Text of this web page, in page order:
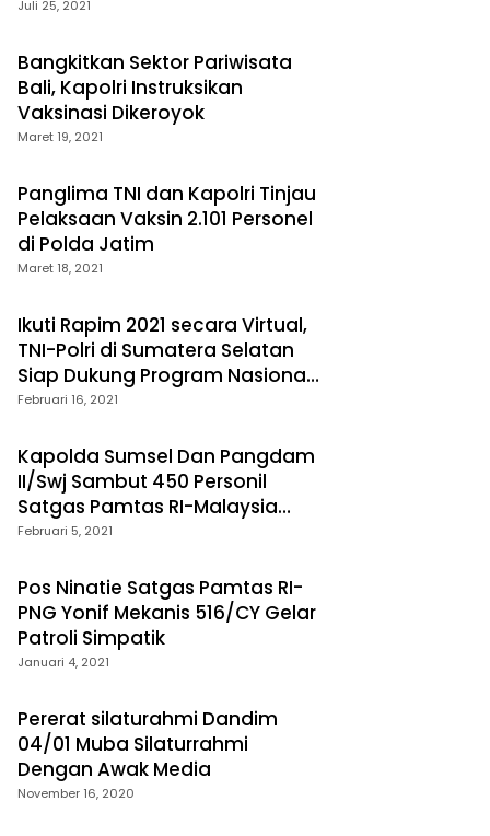
Juli 25, 2021
Bangkitkan Sektor Pariwisata
Bali, Kapolri Instruksikan
Vaksinasi Dikeroyok
Maret 19, 2021
Panglima TNI dan Kapolri Tinjau
Pelaksaan Vaksin 2.101 Personel
di Polda Jatim
Maret 18, 2021
Ikuti Rapim 2021 secara Virtual,
TNI-Polri di Sumatera Selatan
Siap Dukung Program Nasional
Pemerintah
Februari 16, 2021
Kapolda Sumsel Dan Pangdam
II/Swj Sambut 450 Personil
Satgas Pamtas RI-Malaysia
Yonif Raider 200/Bn
Februari 5, 2021
Pos Ninatie Satgas Pamtas RI-
PNG Yonif Mekanis 516/CY Gelar
Patroli Simpatik
Januari 4, 2021
Pererat silaturahmi Dandim
04/01 Muba Silaturrahmi
Dengan Awak Media
November 16, 2020